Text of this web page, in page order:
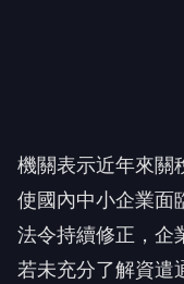
機關表示近年來關
使國內中小企業面
法令持續修正，企
若未充分了解資遣